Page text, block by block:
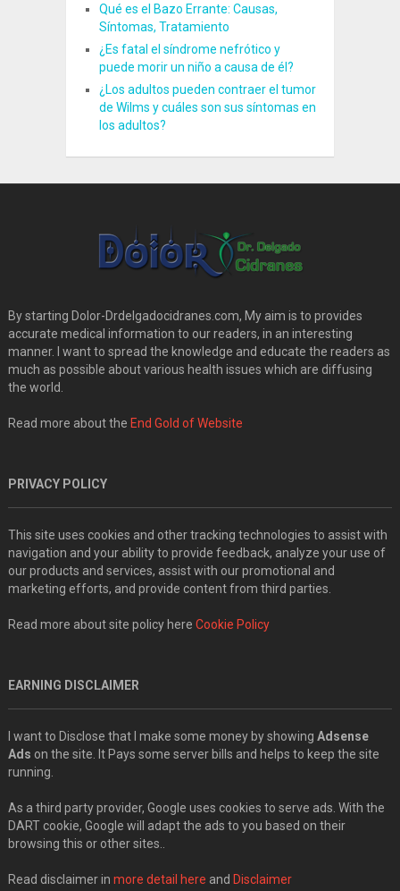
Qué es el Bazo Errante: Causas,
Síntomas, Tratamiento
¿Es fatal el síndrome nefrótico y
puede morir un niño a causa de él?
¿Los adultos pueden contraer el tumor
de Wilms y cuáles son sus síntomas en
los adultos?
By starting Dolor-Drdelgadocidranes.com, My aim is to provides
accurate medical information to our readers, in an interesting
manner. I want to spread the knowledge and educate the readers as
much as possible about various health issues which are diffusing
the world.
Read more about the End Gold of Website
PRIVACY POLICY
This site uses cookies and other tracking technologies to assist with
navigation and your ability to provide feedback, analyze your use of
our products and services, assist with our promotional and
marketing efforts, and provide content from third parties.
Read more about site policy here Cookie Policy
EARNING DISCLAIMER
I want to Disclose that I make some money by showing Adsense
Ads on the site. It Pays some server bills and helps to keep the site
running.
As a third party provider, Google uses cookies to serve ads. With the
DART cookie, Google will adapt the ads to you based on their
browsing this or other sites..
Read disclaimer in more detail here and Disclaimer